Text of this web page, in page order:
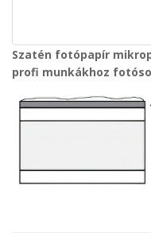
Szatén fotópapír
profi munkákhoz